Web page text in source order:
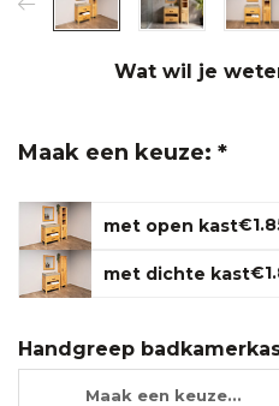
Wat wil je
Maak een keuze: *
met open kast
met dichte kast
Handgreep
Maak een keuze...